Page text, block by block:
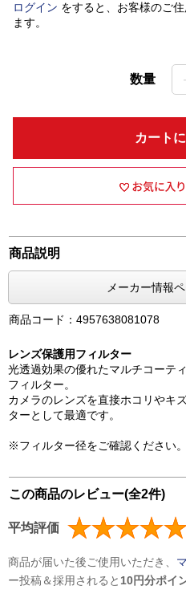
ログイン をすると、お客様のご
ます。
数量
カート
商品説明
メーカー情報
商品コード：4957638081078
レンズ保護用フィルター
光透過効果の優れたマルチコーテ
フィルター。
カメラのレンズを直接ホコリやキ
ターとして最適です。
※フィルター径をご確認ください。
この商品のレビュー(全2件)
平均評価
商品が届いた後ご使用いただき、
ー投稿＆採用されると 10円分ポイ